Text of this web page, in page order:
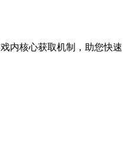
内核心获取机制，助您快速